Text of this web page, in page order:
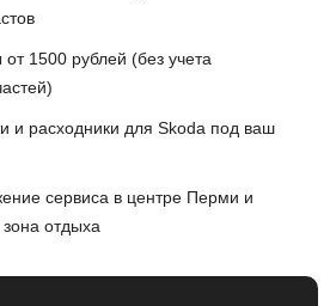
1500 рублей (без учета
и расходники для Skoda под ваш
сервиса в центре Перми и
отдыха